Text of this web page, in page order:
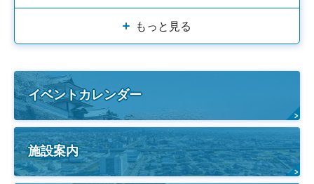
もっと見る
イベントカレンダー
施設案内